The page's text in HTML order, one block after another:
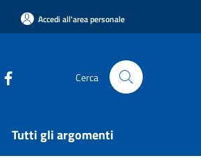
Accedi all'area personale
Cerca
Tutti gli argomenti